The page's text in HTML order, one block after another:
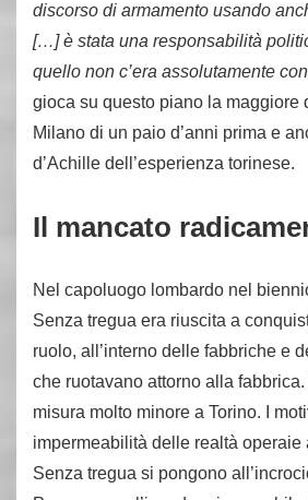
discorso di armamento usando
[…] è stata una responsabilità
quello non c’era assolutamente
gioca su questo piano la maggiore
Milano di un paio d’anni prima e
d’Achille dell’esperienza torinese.
Il mancato
Nel capoluogo lombardo nel
Senza tregua era riuscita a
ruolo, all’interno delle fabbriche e
che ruotavano attorno alla
misura molto minore a Torino. I
impermeabilità delle realtà operaie
Senza tregua si pongono